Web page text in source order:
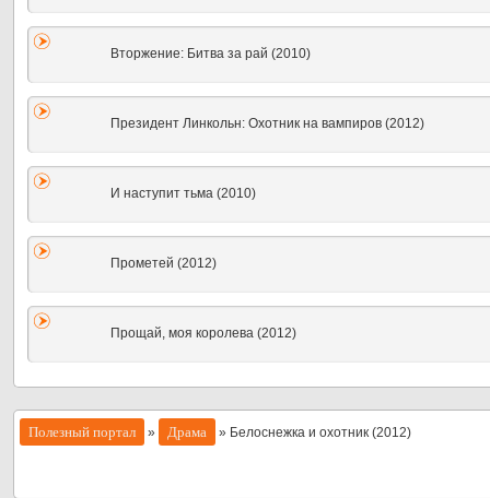
Вторжение: Битва за рай (2010)
Президент Линкольн: Охотник на вампиров (2012)
И наступит тьма (2010)
Прометей (2012)
Прощай, моя королева (2012)
Полезный портал » Драма » Белоснежка и охотник (2012)